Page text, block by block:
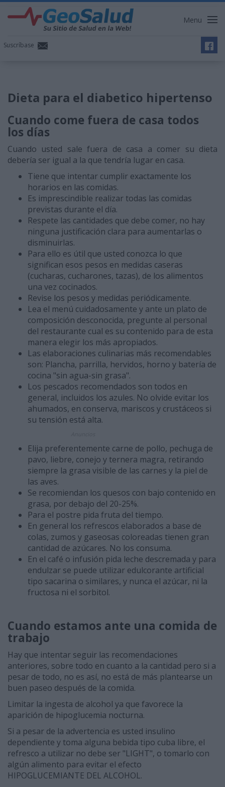
Menu
Suscríbase
Dieta para el diabetico hipertenso
Cuando come fuera de casa todos
los días
Cuando usted sale fuera de casa a comer su dieta
debería ser igual a la que tendría lugar en casa.
Tiene que intentar cumplir exactamente los
horarios en las comidas.
Es imprescindible realizar todas las comidas
previstas durante el día.
Respete las cantidades que debe comer, no hay
ninguna justificación clara para aumentarlas o
disminuirlas.
Para ello es útil que usted conozca lo que
significan esos pesos en medidas caseras
(cucharas, cucharones, tazas), de los alimentos
una vez cocinados.
Revise los pesos y medidas periódicamente.
Lea el menú cuidadosamente y ante un plato de
composición desconocida, pregunte al personal
del restaurante cual es su contenido para de esta
manera elegir los más apropiados.
Las elaboraciones culinarias más recomendables
son: Plancha, parrilla, hervidos, horno y batería de
cocina "sin agua-sin grasa".
Los pescados recomendados son todos en
general, incluidos los azules. No olvide evitar los
ahumados, en conserva, mariscos y crustáceos si
su tensión está alta.
Elija preferentemente carne de pollo, pechuga de
pavo, liebre, conejo y ternera magra, retirando
siempre la grasa visible de las carnes y la piel de
las aves.
Se recomiendan los quesos con bajo contenido en
grasa, por debajo del 20-25%.
Para el postre pida fruta del tiempo.
En general los refrescos elaborados a base de
colas, zumos y gaseosas coloreadas tienen gran
cantidad de azúcares. No los consuma.
En el café o infusión pida leche descremada y para
endulzar se puede utilizar edulcorante artificial
tipo sacarina o similares, y nunca el azúcar, ni la
fructosa ni el sorbitol.
Cuando estamos ante una comida de
trabajo
Hay que intentar seguir las recomendaciones
anteriores, sobre todo en cuanto a la cantidad pero si a
pesar de todo, no es así, no está de más plantearse un
buen paseo después de la comida.
Limitar la ingesta de alcohol ya que favorece la
aparición de hipoglucemia nocturna.
Si a pesar de la advertencia es usted insulino
dependiente y toma alguna bebida tipo cuba libre, el
refresco a utilizar no debe ser "LIGHT", o tomarlo con
algún alimento para evitar el efecto
HIPOGLUCEMIANTE DEL ALCOHOL.